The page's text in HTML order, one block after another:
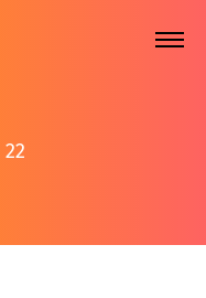
22
работы >